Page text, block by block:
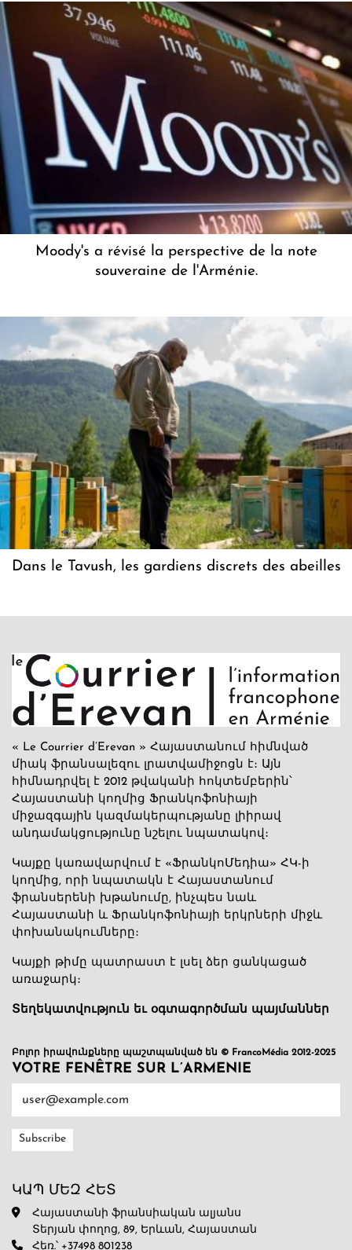
Moody's a révisé la perspective de la note
souveraine de l'Arménie.
Dans le Tavush, les gardiens discrets des abeilles
« Le Courrier d’Erevan » Հայաստանում հիմնված
միակ ֆրանսալեզու լրատվամիջոցն է։ Այն
հիմնադրվել է 2012 թվականի հոկտեմբերին՝
Հայաստանի կողմից Ֆրանկոֆոնիայի
միջազգային կազմակերպությանը լիիրավ
անդամակցությունը նշելու նպատակով։
Կայքը կառավարվում է «ՖրանկոՄեդիա» ՀԿ-ի
կողմից, որի նպատակն է Հայաստանում
ֆրանսերենի խթանումը, ինչպես նաև
Հայաստանի և Ֆրանկոֆոնիայի երկրների միջև
փոխանակումները։
Կայքի թիմը պատրաստ է լսել ձեր ցանկացած
առաջարկ։
Տեղեկատվություն եւ օգտագործման պայմաններ
Բոլոր իրավունքները պաշտպանված են © FrancoMédia 2012-2025
VOTRE FENÊTRE SUR L’ARMENIE
ԿԱՊ ՄԵԶ ՀԵՏ
Հայաստանի ֆրանսիական ալյանս
Տերյան փողոց, 89, Երևան, Հայաստան
Հեռ.՝ +37498 801238